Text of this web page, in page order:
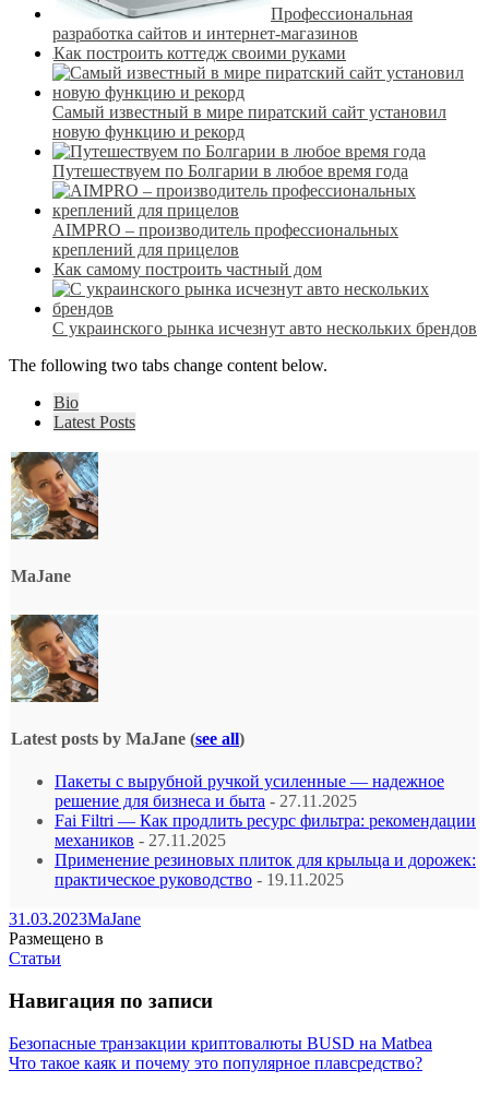
Профессиональная
разработка сайтов и интернет-магазинов
Как построить коттедж своими руками
Самый известный в мире пиратский сайт установил
новую функцию и рекорд
Путешествуем по Болгарии в любое время года
AIMPRO – производитель профессиональных
креплений для прицелов
Как самому построить частный дом
С украинского рынка исчезнут авто нескольких брендов
The following two tabs change content below.
Bio
Latest Posts
MaJane
Latest posts by MaJane (see all)
Пакеты с вырубной ручкой усиленные — надежное
решение для бизнеса и быта - 27.11.2025
Fai Filtri — Как продлить ресурс фильтра: рекомендации
механиков - 27.11.2025
Применение резиновых плиток для крыльца и дорожек:
практическое руководство - 19.11.2025
31.03.2023MaJane
Размещено в
Статьи
Навигация по записи
Безопасные транзакции криптовалюты BUSD на Matbea
Что такое каяк и почему это популярное плавсредство?